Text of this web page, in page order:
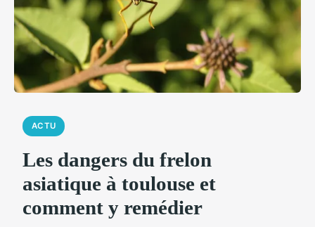
ACTU
Les dangers du frelon
asiatique à toulouse et
comment y remédier